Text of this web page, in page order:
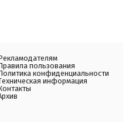
пользования
конфиденциальности
информация